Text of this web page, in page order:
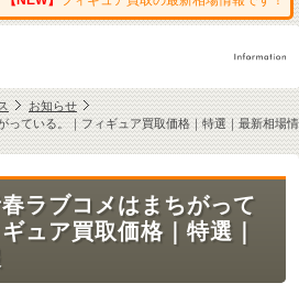
お知らせ
っている。｜フィギュア買取価格｜特選｜最新相場情
ラブコメはまちがって
ュア買取価格｜特選｜